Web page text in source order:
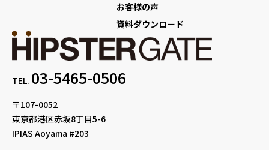
TEL. 03-5465-0506
〒107-0052
東京都港区赤坂8丁目5-6
IPIAS Aoyama #203
お客様の声
資料ダウンロード